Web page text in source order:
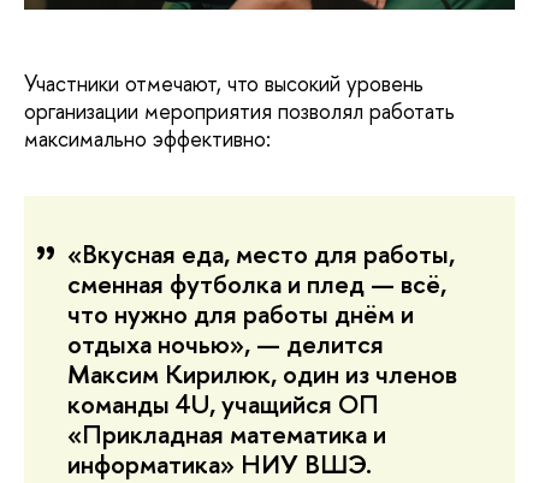
Участники отмечают, что высокий уровень
организации мероприятия позволял работать
максимально эффективно:
«Вкусная еда, место для работы,
сменная футболка и плед — всё,
что нужно для работы днём и
отдыха ночью», — делится
Максим Кирилюк, один из членов
команды 4U, учащийся ОП
«Прикладная математика и
информатика» НИУ ВШЭ.